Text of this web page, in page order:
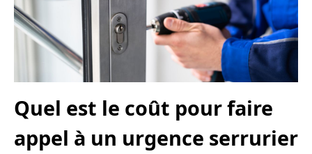
Quel est le coût pour faire
appel à un urgence serrurier